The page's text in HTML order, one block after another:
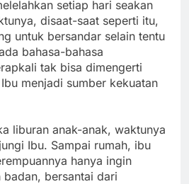
setiap hari seakan
disaat-saat seperti itu,
untuk bersandar selain tentu
bahasa-bahasa
tak bisa dimengerti
menjadi sumber kekuatan
liburan anak-anak, waktunya
Ibu. Sampai rumah, ibu
hanya ingin
badan, bersantai dari